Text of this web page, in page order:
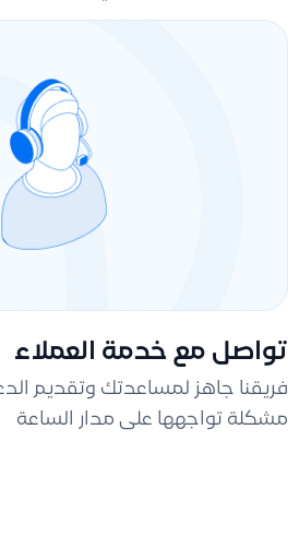
تواصل مع خدمة العملاء
فريقنا جاهز لمساعدتك وتقديم
مشكلة تواجهها على مدار الساعة